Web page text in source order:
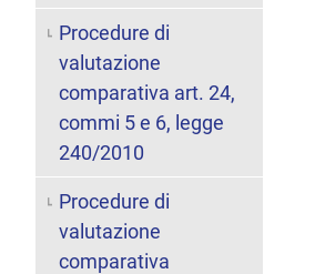
Procedure di
valutazione
comparativa art. 24,
commi 5 e 6, legge
240/2010
Procedure di
valutazione
comparativa